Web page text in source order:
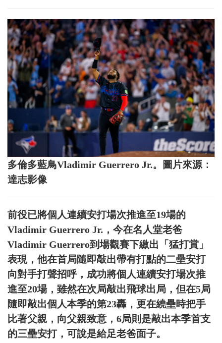
多倫多藍鳥Vladimir Guerrero Jr.。圖片來源：
達志影像
前役已將個人連續安打場次推進至19場的
Vladimir Guerrero Jr.，今在名人堂老爸
Vladimir Guerrero到場觀賽下繳出「猛打賞」
表現，他在首局隨即敲出帶有打點的二壘安打
向對手打聲招呼，成功將個人連續安打場次推
進至20場，雖然在次局敲出飛球出局，但在5局
隨即敲出個人本季的第23轟，更在繞壘時把手
比著父親，向父親致意，6局則是敲出本季首支
的三壘安打，可說是給足老爸面子。